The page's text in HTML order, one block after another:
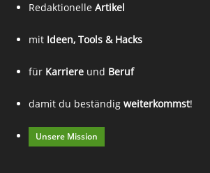
Redaktionelle Artikel
mit Ideen, Tools & Hacks
für Karriere und Beruf
damit du beständig weiterkommst!
Unsere Mission